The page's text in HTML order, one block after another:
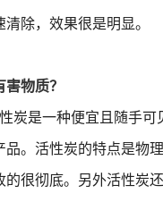
除，效果很是明显。
物质？
炭是一种便宜且随手可
品。活性炭的特点是物
很彻底。另外活性炭还